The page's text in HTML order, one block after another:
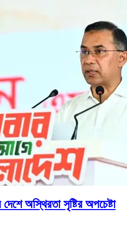
অস্থিরতা সৃষ্টির অপচেষ্টা